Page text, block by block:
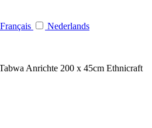
Français
Nederlands
Anrichte 200 x 45cm Ethnicraft